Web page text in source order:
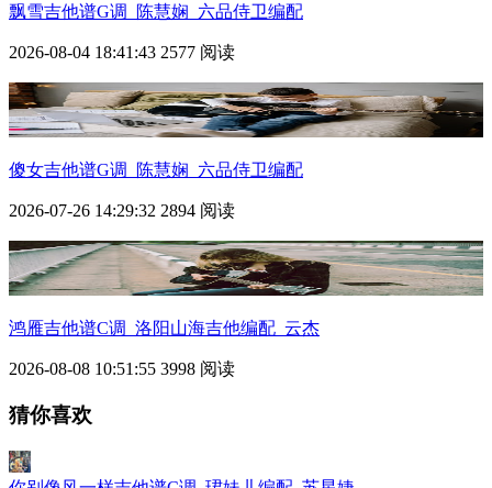
飘雪吉他谱G调_陈慧娴_六品侍卫编配
2026-08-04 18:41:43 2577 阅读
傻女吉他谱G调_陈慧娴_六品侍卫编配
2026-07-26 14:29:32 2894 阅读
鸿雁吉他谱C调_洛阳山海吉他编配_云杰
2026-08-08 10:51:55 3998 阅读
猜你喜欢